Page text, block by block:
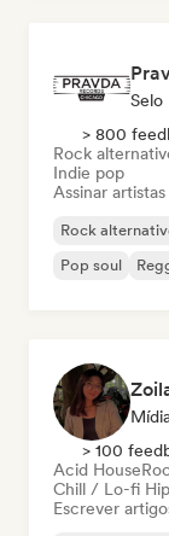
Selo
> 800
Rock
Indie pop
Assinar
Rock
Pop soul
> 100
Acid House
Chill / Lo-fi
Escrever